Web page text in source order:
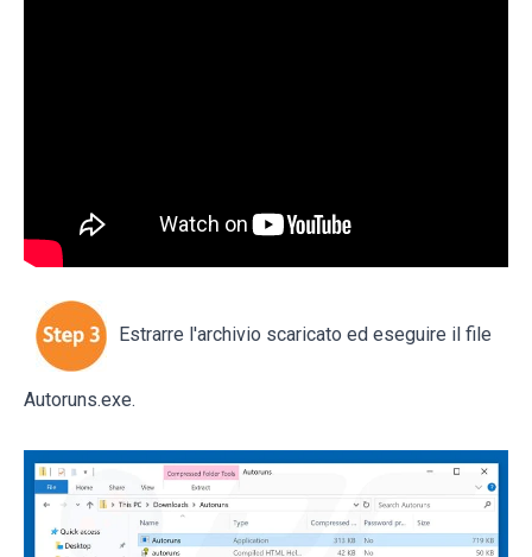
Estrarre l'archivio scaricato ed eseguire il file
Autoruns.exe.